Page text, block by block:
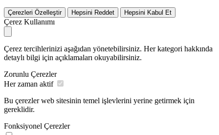
Çerezleri Özelleştir Hepsini Reddet Hepsini Kabul Et
Çerez Kullanımı
Çerez tercihlerinizi aşağıdan yönetebilirsiniz. Her kategori hakkında
detaylı bilgi için açıklamaları okuyabilirsiniz.
Zorunlu Çerezler
Her zaman aktif
Bu çerezler web sitesinin temel işlevlerini yerine getirmek için
gereklidir.
Fonksiyonel Çerezler